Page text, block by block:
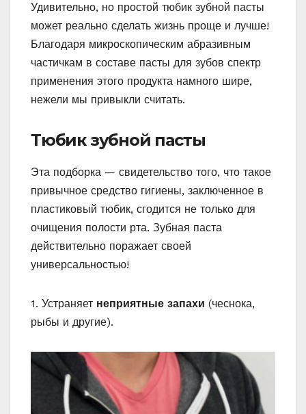
Удивительно, но простой тюбик зубной пасты
может реально сделать жизнь проще и лучше!
Благодаря микроскопическим абразивным
частичкам в составе пасты для зубов спектр
применения этого продукта намного шире,
нежели мы привыкли считать.
Тюбик зубной пасты
Эта подборка — свидетельство того, что такое
привычное средство гигиены, заключенное в
пластиковый тюбик, сгодится не только для
очищения полости рта. Зубная паста
действительно поражает своей
универсальностью!
1. Устраняет неприятные запахи (чеснока,
рыбы и другие).